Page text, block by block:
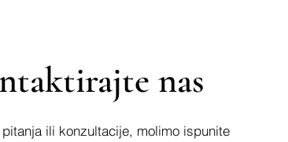
nas
ili konzultacije, molimo ispunite